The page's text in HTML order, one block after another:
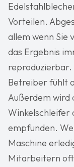
Vorteilen.
allem wenn Sie
das Ergebnis
reproduzierbar.
Betreiber fühlt
Außerdem wird
Winkelschleifer
empfunden.
Maschine
Mitarbeitern oft